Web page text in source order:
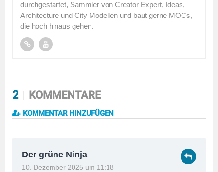
durchgestartet, Sammler von Creator Expert, Ideas,
Architecture und City Modellen und baut gerne MOCs,
die hoch hinaus gehen.
2 KOMMENTARE
KOMMENTAR HINZUFÜGEN
Der grüne Ninja
10. Dezember 2025 um 11:18